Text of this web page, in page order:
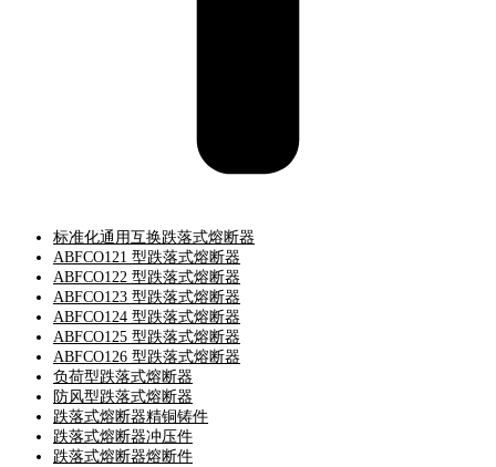
标准化通用互换跌落式熔断器
ABFCO121 型跌落式熔断器
ABFCO122 型跌落式熔断器
ABFCO123 型跌落式熔断器
ABFCO124 型跌落式熔断器
ABFCO125 型跌落式熔断器
ABFCO126 型跌落式熔断器
负荷型跌落式熔断器
防风型跌落式熔断器
跌落式熔断器精铜铸件
跌落式熔断器冲压件
跌落式熔断器熔断件